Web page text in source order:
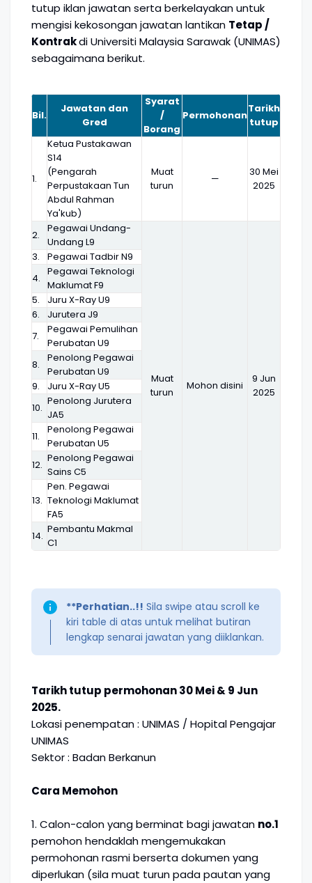
tutup iklan jawatan serta berkelayakan untuk
mengisi kekosongan jawatan lantikan Tetap /
Kontrakdi Universiti Malaysia Sarawak (UNIMAS)
sebagaimana berikut.
Bil.
Jawatan dan
Gred
Syarat
/
Borang
Permohonan
Tarikh
tutup
1.
Ketua Pustakawan
S14
(Pengarah
Perpustakaan Tun
Abdul Rahman
Ya'kub)
Muat
turun
—
30 Mei
2025
2.
Pegawai Undang-
Undang L9
Muat
turun
Mohon disini
9 Jun
2025
3.
Pegawai Tadbir N9
4.
Pegawai Teknologi
Maklumat F9
5.
Juru X-Ray U9
6.
Jurutera J9
7.
Pegawai Pemulihan
Perubatan U9
8.
Penolong Pegawai
Perubatan U9
9.
Juru X-Ray U5
10.
Penolong Jurutera
JA5
11.
Penolong Pegawai
Perubatan U5
12.
Penolong Pegawai
Sains C5
13.
Pen. Pegawai
Teknologi Maklumat
FA5
14.
Pembantu Makmal
C1
**Perhatian..!! Sila swipe atau scroll ke
kiri table di atas untuk melihat butiran
lengkap senarai jawatan yang diiklankan.
Tarikh tutup permohonan 30 Mei & 9 Jun
2025.
Lokasi penempatan : UNIMAS / Hopital Pengajar
UNIMAS
Sektor : Badan Berkanun
Cara Memohon
1. Calon-calon yang berminat bagi jawatan no.1
pemohon hendaklah mengemukakan
permohonan rasmi berserta dokumen yang
diperlukan (sila muat turun pada pautan yang